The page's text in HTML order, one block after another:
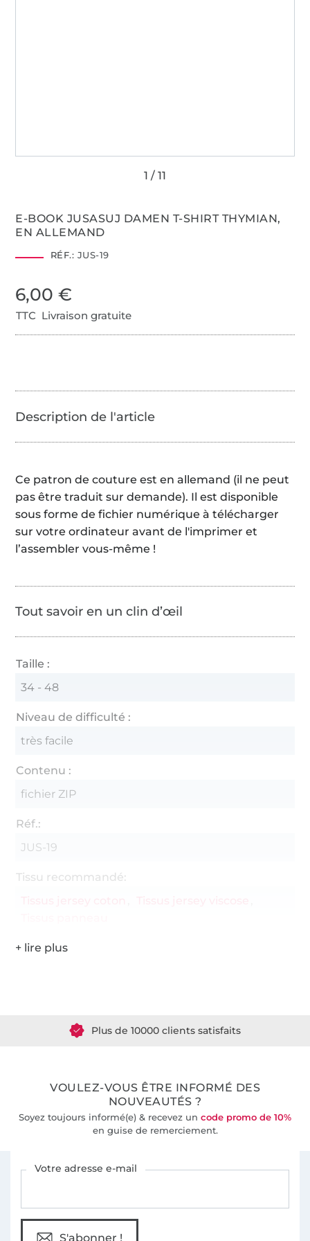
E-BOOK JUSASUJ DAMEN T-SHIRT THYMIAN,
EN ALLEMAND
RÉF.: JUS-19
6,00 €
TTC Livraison gratuite
Ce patron de couture est en allemand (il ne peut
pas être traduit sur demande). Il est disponible
sous forme de fichier numérique à télécharger
sur votre ordinateur avant de l'imprimer et
l’assembler vous-même !
Tout savoir en un clin d’œil
Taille :
34 - 48
Niveau de difficulté :
très facile
Contenu :
fichier ZIP
Réf.:
JUS-19
Tissu recommandé:
Plus de 10000 clients satisfaits
VOULEZ-VOUS ÊTRE INFORMÉ DES
NOUVEAUTÉS ?
Soyez toujours informé(e) & recevez un code promo de 10%
en guise de remerciement.
Votre adresse e-mail
S'abonner !